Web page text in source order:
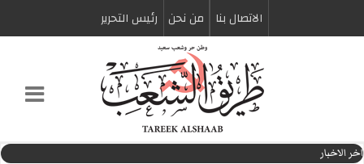
الاتصال بنا من نحن رئیس التحریر
اخر الاخبار